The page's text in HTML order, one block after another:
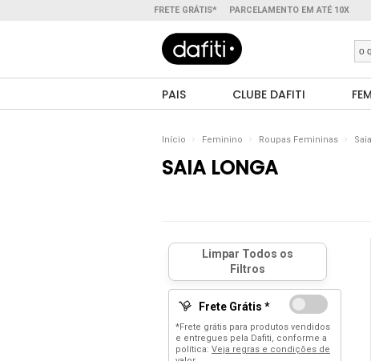
FRETE GRÁTIS* PARCELAMENTO EM ATÉ 10X
PAIS CLUBE DAFITI
Início Feminino Roupas Femininas
SAIA LONGA
Frete Grátis *
*Frete grátis para produtos vendidos
e entregues pela Dafiti, conforme a
política: Veja regras e condições de